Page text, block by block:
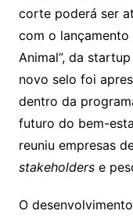
corte poderá ser
com o
Animal”, da
novo selo foi
dentro da
futuro do bem-
reuniu empresas
stakeholderse
O